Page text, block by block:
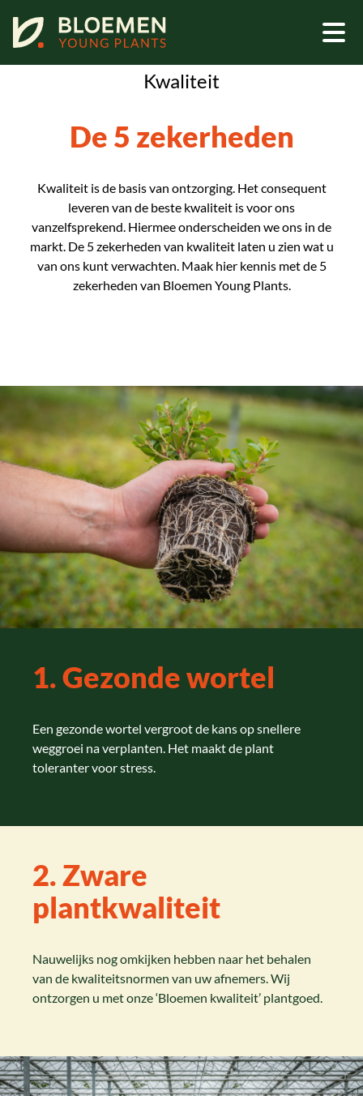
Home - Kwaliteit
Kwaliteit
De 5 zekerheden
Kwaliteit is de basis van ontzorging. Het consequent
leveren van de beste kwaliteit is voor ons
vanzelfsprekend. Hiermee onderscheiden we ons in de
markt. De 5 zekerheden van kwaliteit laten u zien wat u
van ons kunt verwachten. Maak hier kennis met de 5
zekerheden van Bloemen Young Plants.
1. Gezonde wortel
Een gezonde wortel vergroot de kans op snellere
weggroei na verplanten. Het maakt de plant
toleranter voor stress.
2. Zware
plantkwaliteit
Nauwelijks nog omkijken hebben naar het behalen
van de kwaliteitsnormen van uw afnemers. Wij
ontzorgen u met onze ‘Bloemen kwaliteit’ plantgoed.